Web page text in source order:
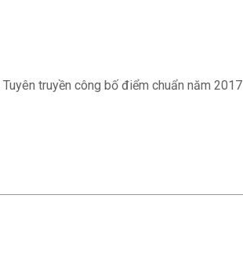
truyền công bố điểm chuẩn năm 2017